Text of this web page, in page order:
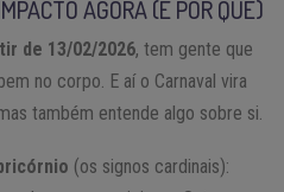
AGORA (E POR QUÊ)
de 13/02/2026, tem gente que
no corpo. E aí o Carnaval vira
também entende algo sobre si.
(os signos cardinais):